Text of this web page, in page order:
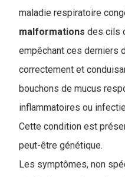
maladie respiratoire
malformations des cils
empêchant ces derniers
correctement et
bouchons de mucus
inflammatoires ou
Cette condition est
peut-être génétique.
Les symptômes, non